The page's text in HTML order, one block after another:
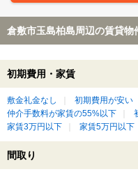
倉敷市玉島柏島周辺の賃貸
初期費用・家賃
敷金礼金なし 初期費用が安い
仲介手数料が家賃の55%以下
家賃3万円以下
家賃5万円以下
間取り